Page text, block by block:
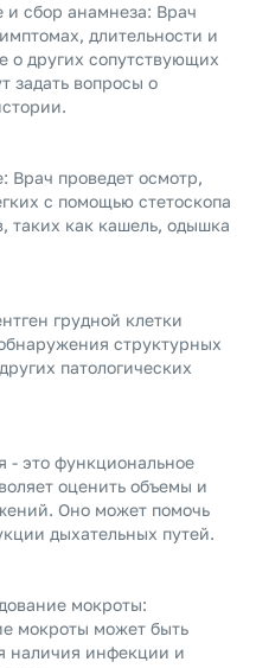
и сбор анамнеза: Врач
длительности и
о других сопутствующих
задать вопросы о
Врач проведет осмотр,
с помощью стетоскопа
таких как кашель, одышка
грудной клетки
структурных
патологических
- это функциональное
оценить объемы и
Оно может помочь
дыхательных путей.
мокроты:
мокроты может быть
наличия инфекции и